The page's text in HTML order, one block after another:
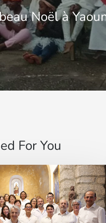
Noël à
For You